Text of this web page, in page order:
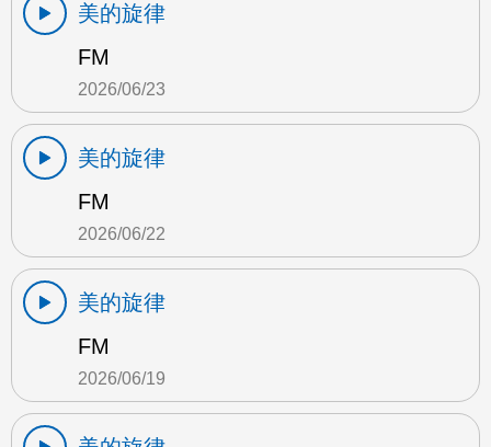
美的旋律
FM
2026/06/23
美的旋律
FM
2026/06/22
美的旋律
FM
2026/06/19